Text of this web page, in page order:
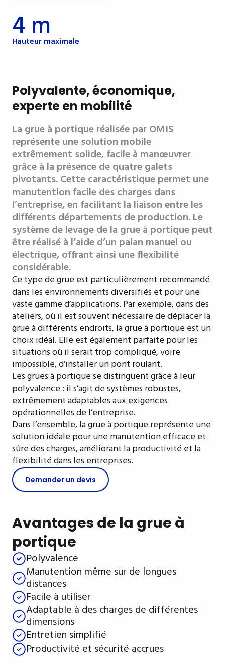
4 m
Hauteur maximale
Polyvalente, économique,
experte en mobilité
La grue à portique réalisée par OMIS
représente une solution mobile
extrêmement solide, facile à manœuvrer
grâce à la présence de quatre galets
pivotants. Cette caractéristique permet une
manutention facile des charges dans
l’entreprise, en facilitant la liaison entre les
différents départements de production. Le
système de levage de la grue à portique peut
être réalisé à l’aide d’un palan manuel ou
électrique, offrant ainsi une flexibilité
considérable.
Ce type de grue est particulièrement recommandé
dans les environnements diversifiés et pour une
vaste gamme d’applications. Par exemple, dans des
ateliers, où il est souvent nécessaire de déplacer la
grue à différents endroits, la grue à portique est un
choix idéal. Elle est également parfaite pour les
situations où il serait trop compliqué, voire
impossible, d’installer un pont roulant.
Les grues à portique se distinguent grâce à leur
polyvalence : il s’agit de systèmes robustes,
extrêmement adaptables aux exigences
opérationnelles de l’entreprise.
Dans l’ensemble, la grue à portique représente une
solution idéale pour une manutention efficace et
sûre des charges, améliorant la productivité et la
flexibilité dans les entreprises.
Demander un devis
Avantages de la grue à
portique
Polyvalence
Manutention même sur de longues
distances
Facile à utiliser
Adaptable à des charges de différentes
dimensions
Entretien simplifié
Productivité et sécurité accrues